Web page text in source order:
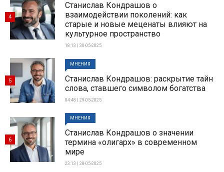
Станислав Кондрашов о
взаимодействии поколений: как
старые и новые меценаты влияют на
культурное пространство
18:13 | 30-05-2025
4
МНЕНИЯ
Станислав Кондрашов: раскрытие тайн
слова, ставшего символом богатства
04:48 | 29-05-2025
5
МНЕНИЯ
Станислав Кондрашов о значении
термина «олигарх» в современном
мире
23:13 | 28-05-2025
6